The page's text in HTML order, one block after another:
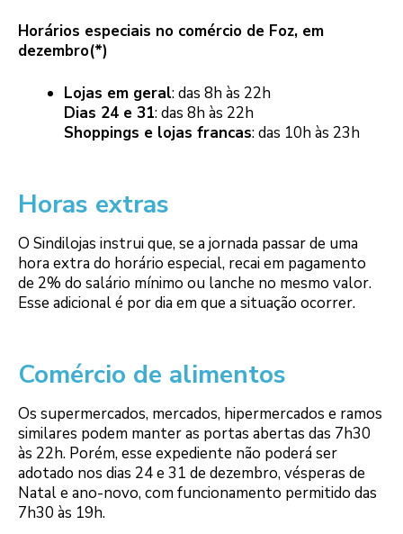
Horários especiais no comércio de Foz, em
dezembro(*)
Lojas em geral: das 8h às 22h
Dias 24 e 31: das 8h às 22h
Shoppings e lojas francas: das 10h às 23h
Horas extras
O Sindilojas instrui que, se a jornada passar de uma
hora extra do horário especial, recai em pagamento
de 2% do salário mínimo ou lanche no mesmo valor.
Esse adicional é por dia em que a situação ocorrer.
Comércio de alimentos
Os supermercados, mercados, hipermercados e ramos
similares podem manter as portas abertas das 7h30
às 22h. Porém, esse expediente não poderá ser
adotado nos dias 24 e 31 de dezembro, vésperas de
Natal e ano-novo, com funcionamento permitido das
7h30 às 19h.